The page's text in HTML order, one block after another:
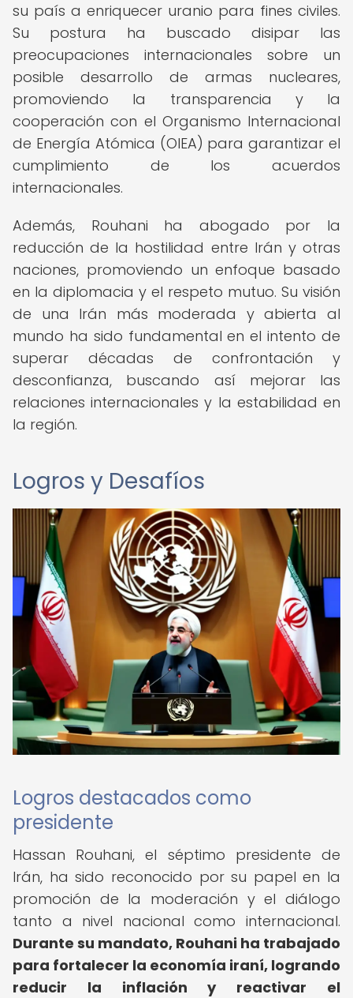
su país a enriquecer uranio para fines civiles.
Su postura ha buscado disipar las
preocupaciones internacionales sobre un
posible desarrollo de armas nucleares,
promoviendo la transparencia y la
cooperación con el Organismo Internacional
de Energía Atómica (OIEA) para garantizar el
cumplimiento de los acuerdos
internacionales.
Además, Rouhani ha abogado por la
reducción de la hostilidad entre Irán y otras
naciones, promoviendo un enfoque basado
en la diplomacia y el respeto mutuo. Su visión
de una Irán más moderada y abierta al
mundo ha sido fundamental en el intento de
superar décadas de confrontación y
desconfianza, buscando así mejorar las
relaciones internacionales y la estabilidad en
la región.
Logros y Desafíos
Logros destacados como
presidente
Hassan Rouhani, el séptimo presidente de
Irán, ha sido reconocido por su papel en la
promoción de la moderación y el diálogo
tanto a nivel nacional como internacional.
Durante su mandato, Rouhani ha trabajado
para fortalecer la economía iraní, logrando
reducir la inflación y reactivar el